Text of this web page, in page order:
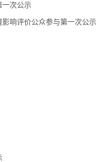
一次公示
响评价公众参与第一次公示